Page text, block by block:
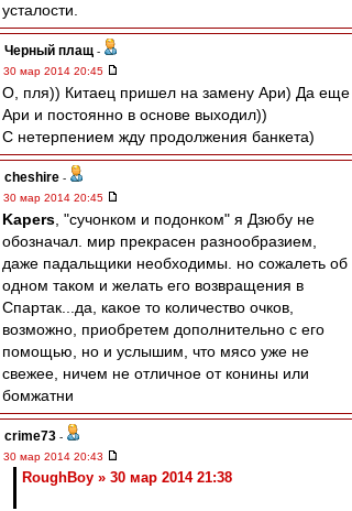
усталости.
Черный плащ -
30 мар 2014 20:45
О, пля)) Китаец пришел на замену Ари) Да еще
Ари и постоянно в основе выходил))
С нетерпением жду продолжения банкета)
cheshire -
30 мар 2014 20:45
Kapers , "сучонком и подонком" я Дзюбу не
обозначал. мир прекрасен разнообразием,
даже падальщики необходимы. но сожалеть об
одном таком и желать его возвращения в
Спартак...да, какое то количество очков,
возможно, приобретем дополнительно с его
помощью, но и услышим, что мясо уже не
свежее, ничем не отличное от конины или
бомжатни
crime73 -
30 мар 2014 20:43
RoughBoy » 30 мар 2014 21:38